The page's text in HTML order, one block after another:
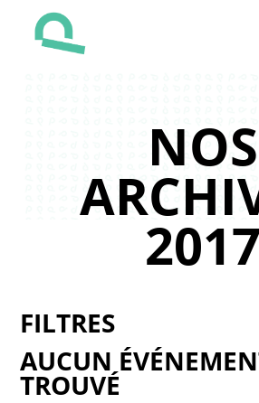
NOS
2017
AUCUN
TROUVÉ
FILTRES